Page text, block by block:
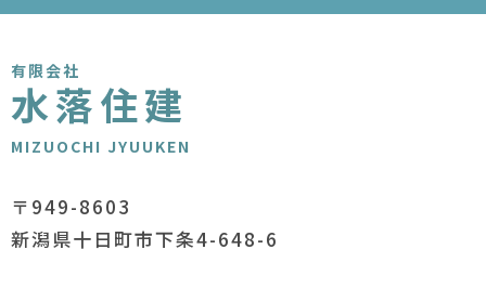
有限会社
水落住建
MIZUOCHI JYUUKEN
〒949-8603
新潟県十日町市下条4-648-6